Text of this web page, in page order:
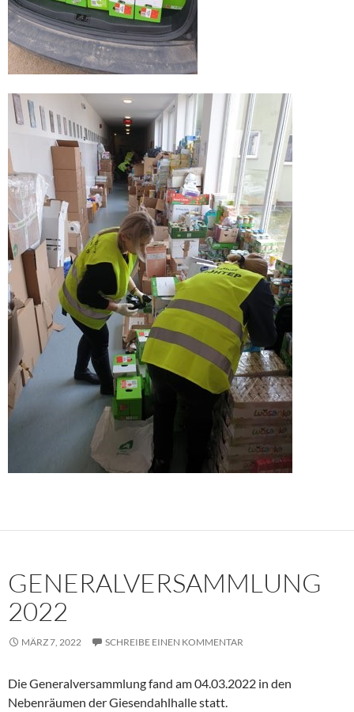
GENERALVERSAMMLUNG
2022
MÄRZ 7, 2022 SCHREIBE EINEN KOMMENTAR
Die Generalversammlung fand am 04.03.2022 in den
Nebenräumen der Giesendahlhalle statt.